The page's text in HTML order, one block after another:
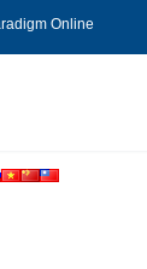
Online